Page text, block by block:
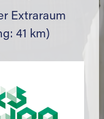
Extraraum
41 km)